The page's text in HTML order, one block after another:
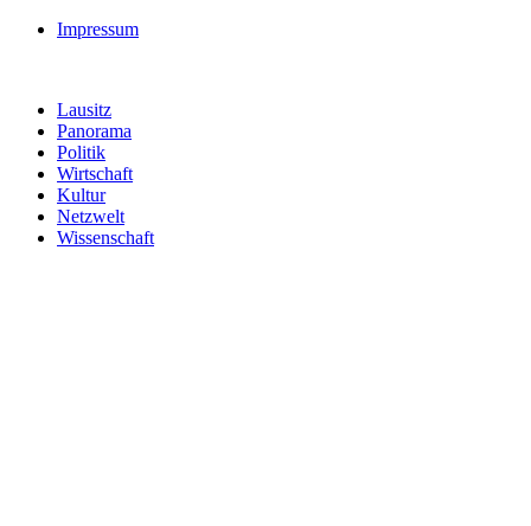
Impressum
Lausitz
Panorama
Politik
Wirtschaft
Kultur
Netzwelt
Wissenschaft